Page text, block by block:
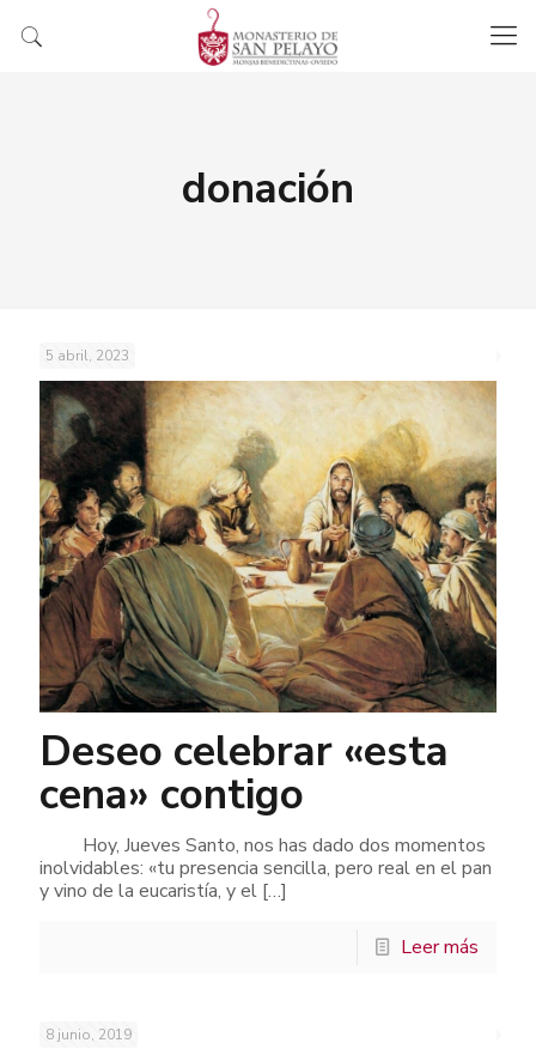
donación
5 abril, 2023
Deseo celebrar «esta
cena» contigo
Hoy, Jueves Santo, nos has dado dos momentos
inolvidables: «tu presencia sencilla, pero real en el pan
y vino de la eucaristía, y el […]
Leer más
8 junio, 2019